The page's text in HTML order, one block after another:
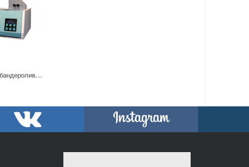
Машина для обандероливания BAMA 200